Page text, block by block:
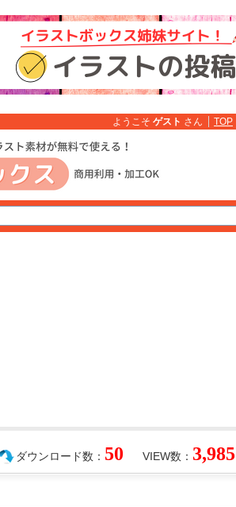
ようこそ ゲスト さん TOP
VIEW数： 3,985
ダウンロード数： 50